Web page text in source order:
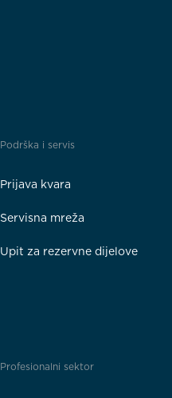
Podrška i servis
Prijava kvara
Servisna mreža
Upit za rezervne dijelove
Profesionalni sektor